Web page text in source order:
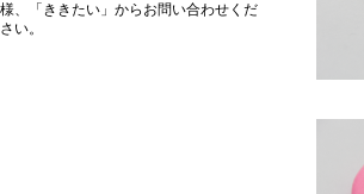
様、「ききたい」からお問い合わせくだ
さい。